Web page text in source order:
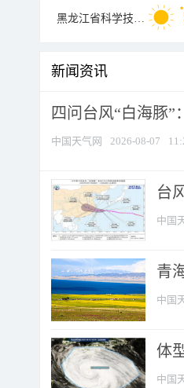
黑龙江省科学技术馆
新闻资讯
四问台风“白海豚
中国天气网 2026-08-07
台
中国
青
中国
体
中国